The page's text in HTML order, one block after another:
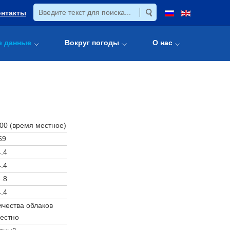
данные Вокруг погоды О нас
(время местное)
облаков